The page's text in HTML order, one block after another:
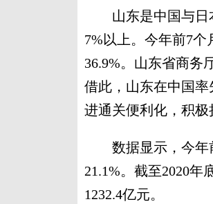
山东是中国与日本
7%以上。今年前7
36.9%。山东省商务
借此，山东在中国
进通关便利化，积极
数据显示，今年前
21.1%。截至2020年
1232.4亿元。